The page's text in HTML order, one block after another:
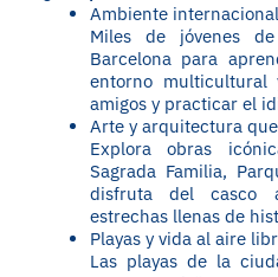
Ambiente
Miles de jóvenes
Barcelona para
entorno multicultural
amigos y practicar el
Arte y arquitectura
Explora obras
Sagrada Familia,
disfruta del casco
estrechas llenas de
Playas y vida al aire
Las playas de la